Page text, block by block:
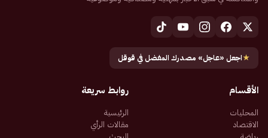
★اجعل «عاجل» مصدرك المفضل في قوقل
الأقسام
المحليات
الاقتصاد
روابط سريعة
الرئيسية
مقالات الرأي